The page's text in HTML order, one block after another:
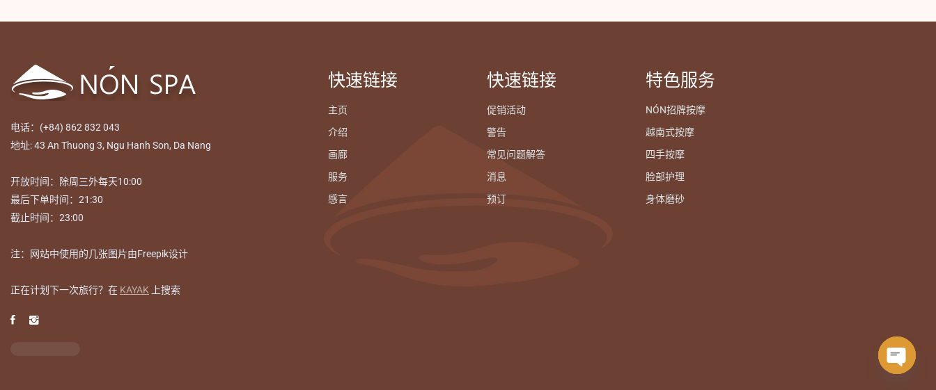
电话：(+84) 862 832 043
地址: 43 An Thuong 3, Ngu Hanh Son, Da Nang
开放时间：除周三外每天10:00
最后下单时间：21:30
截止时间：23:00
注：网站中使用的几张图片由Freepik设计
正在计划下一次旅行？在 KAYAK 上搜索
快速链接
主页
介绍
画廊
服务
感言
快速链接
促销活动
警告
常见问题解答
消息
预订
特色服务
NÓN招牌按摩
越南式按摩
四手按摩
脸部护理
身体磨砂